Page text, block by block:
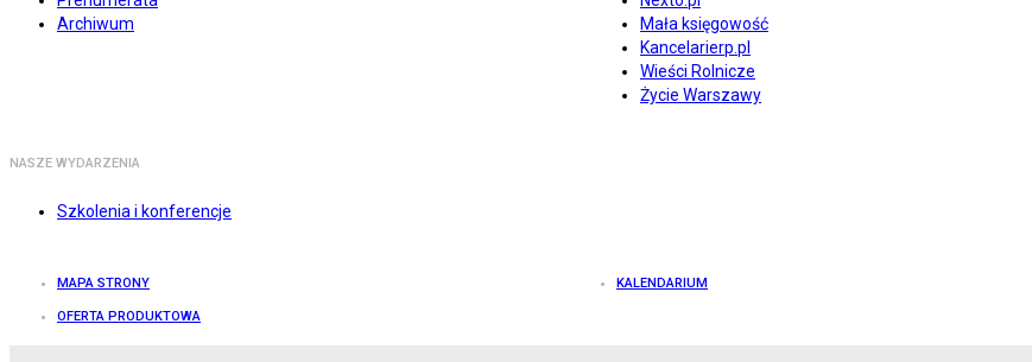
Archiwum
Mała księgowość
Kancelarierp.pl
Wieści Rolnicze
Życie Warszawy
NASZE WYDARZENIA
Szkolenia i konferencje
MAPA STRONY KALENDARIUM
OFERTA PRODUKTOWA